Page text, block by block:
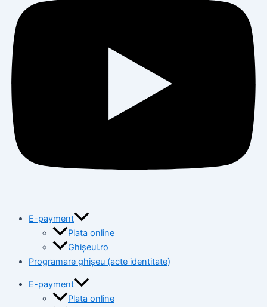
E-payment
Plata online
Ghișeul.ro
Programare ghișeu (acte identitate)
E-payment
Plata online